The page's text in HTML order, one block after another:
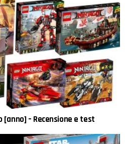
[anno] – Recensione e test